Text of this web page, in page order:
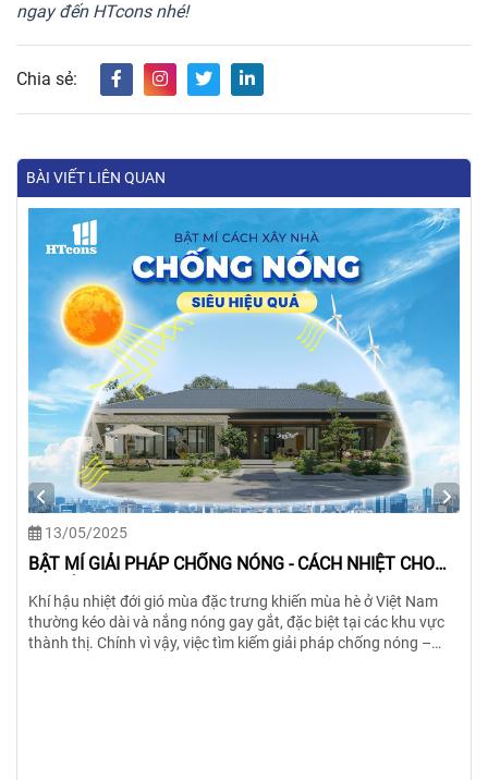
ngay đến HTcons nhé!
Chia sẻ:
BÀI VIẾT LIÊN QUAN
PHÁP CHỐNG NÓNG - CÁCH NHIỆT CHO
đới gió mùa đặc trưng khiến mùa hè ở Việt Nam
dài và nắng nóng gay gắt, đặc biệt tại các khu vực
vì vậy, việc tìm kiếm giải pháp chống nóng –
12/11/2024
Khám phá
vệ ngôi nhà